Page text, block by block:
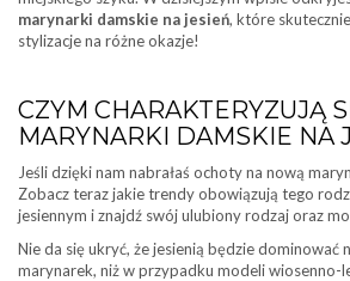
marynarki damskie na jesień, które
stylizacje na różne okazje!
CZYM CHARAKTERYZUJĄ
MARYNARKI DAMSKIE NA
Jeśli dzięki nam nabrałaś ochoty na nową
Zobacz teraz jakie trendy obowiązują tego
jesiennym i znajdź swój ulubiony rodzaj oraz
Nie da się ukryć, że jesienią będzie dominować
marynarek, niż w przypadku modeli wiosenno-